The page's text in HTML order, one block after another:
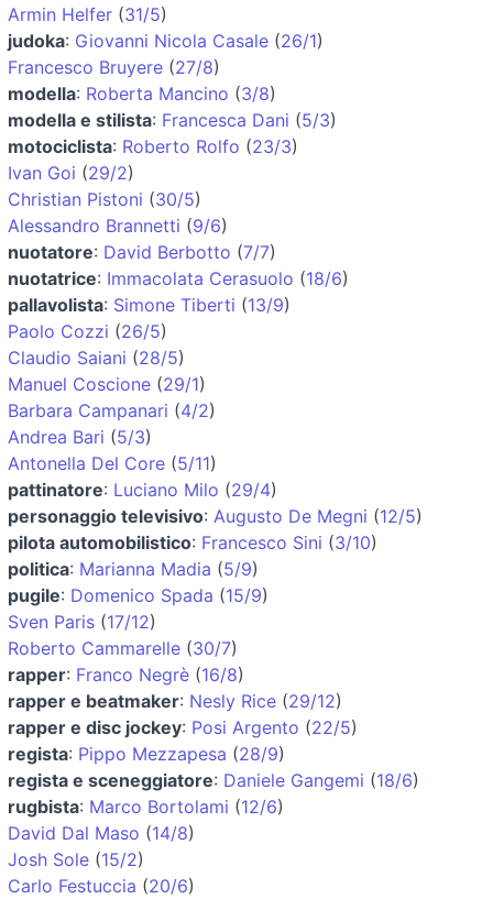
Armin Helfer (31/5)
judoka: Giovanni Nicola Casale (26/1)
Francesco Bruyere (27/8)
modella: Roberta Mancino (3/8)
modella e stilista: Francesca Dani (5/3)
motociclista: Roberto Rolfo (23/3)
Ivan Goi (29/2)
Christian Pistoni (30/5)
Alessandro Brannetti (9/6)
nuotatore: David Berbotto (7/7)
nuotatrice: Immacolata Cerasuolo (18/6)
pallavolista: Simone Tiberti (13/9)
Paolo Cozzi (26/5)
Claudio Saiani (28/5)
Manuel Coscione (29/1)
Barbara Campanari (4/2)
Andrea Bari (5/3)
Antonella Del Core (5/11)
pattinatore: Luciano Milo (29/4)
personaggio televisivo: Augusto De Megni (12/5)
pilota automobilistico: Francesco Sini (3/10)
politica: Marianna Madia (5/9)
pugile: Domenico Spada (15/9)
Sven Paris (17/12)
Roberto Cammarelle (30/7)
rapper: Franco Negrè (16/8)
rapper e beatmaker: Nesly Rice (29/12)
rapper e disc jockey: Posi Argento (22/5)
regista: Pippo Mezzapesa (28/9)
regista e sceneggiatore: Daniele Gangemi (18/6)
rugbista: Marco Bortolami (12/6)
David Dal Maso (14/8)
Josh Sole (15/2)
Carlo Festuccia (20/6)